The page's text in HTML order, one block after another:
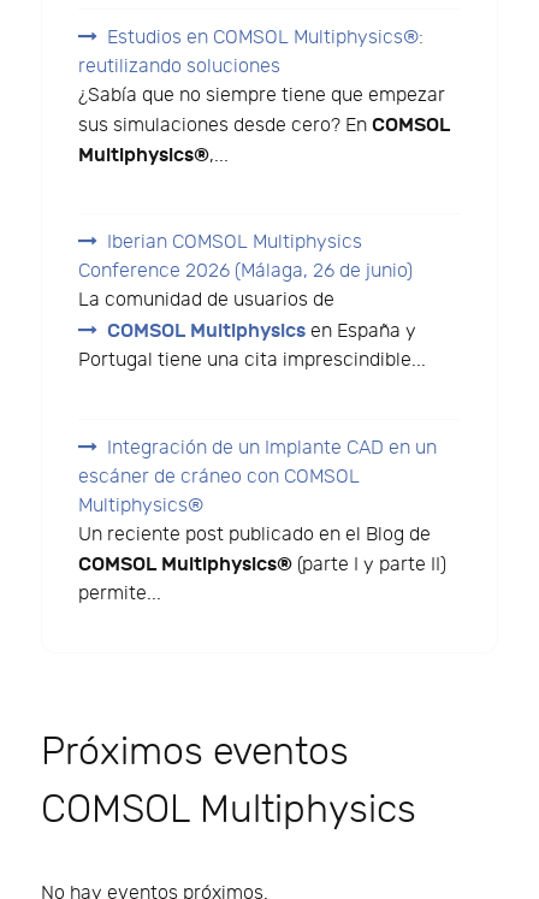
Estudios en COMSOL Multiphysics®:
reutilizando soluciones
¿Sabía que no siempre tiene que empezar
sus simulaciones desde cero? En COMSOL
Multiphysics®,...
Iberian COMSOL Multiphysics
Conference 2026 (Málaga, 26 de junio)
La comunidad de usuarios de
COMSOL Multiphysics en España y
Portugal tiene una cita imprescindible...
Integración de un Implante CAD en un
escáner de cráneo con COMSOL
Multiphysics®
Un reciente post publicado en el Blog de
COMSOL Multiphysics® (parte I y parte II)
permite...
Próximos eventos
COMSOL Multiphysics
No hay eventos próximos.